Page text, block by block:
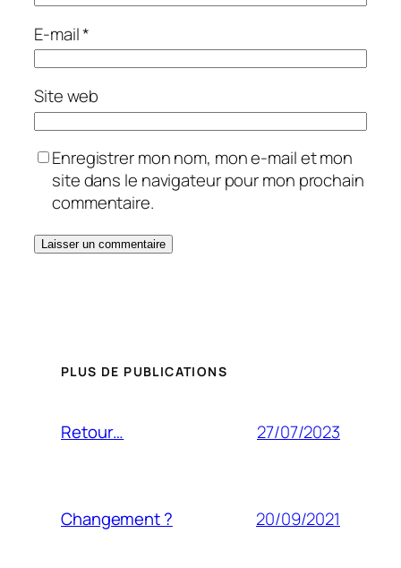
E-mail*
Site web
Enregistrer mon nom, mon e-mail et mon
site dans le navigateur pour mon prochain
commentaire.
PLUS DE PUBLICATIONS
Retour… 27/07/2023
Changement ? 20/09/2021